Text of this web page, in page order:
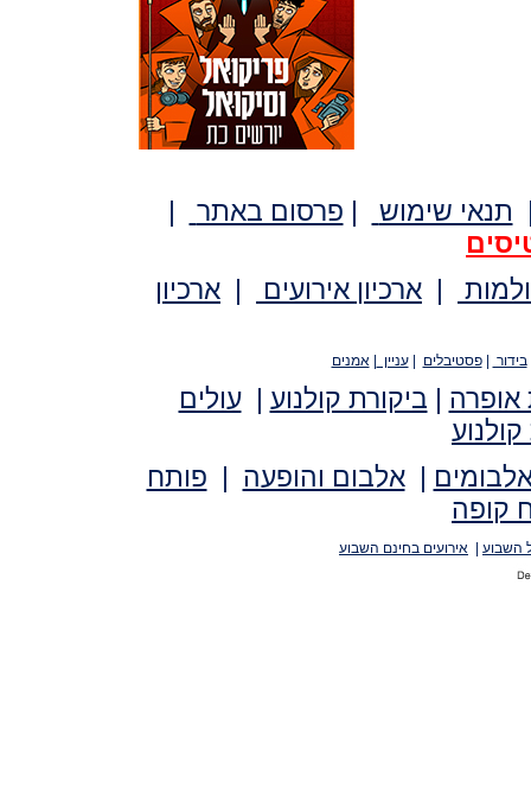
תנאי שימוש | פרסום באתר
|
| ארכיון אירועים | ארכיון
בידור |פסטיבלים |עניין |אמנים
אופרה | ביקורת קולנוע |עולים
קולנוע
|אלבום והופעה | פותח
קופה
השבוע אירועים בחינם השבוע